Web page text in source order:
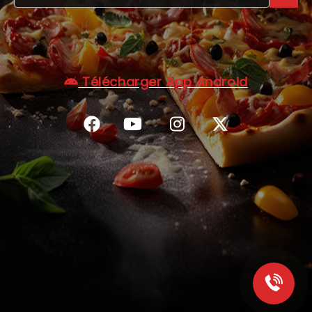
C.G.V
Télécharger App Android